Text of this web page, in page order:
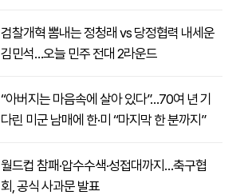
검찰개혁 뽐내는 정청래 vs 당정협력 내세운
김민석…오늘 민주 전대 2라운드
“아버지는 마음속에 살아 있다”…70여 년 기
다린 미군 남매에 한·미 “마지막 한 분까지”
월드컵 참패·압수수색·성접대까지…축구협
회, 공식 사과문 발표